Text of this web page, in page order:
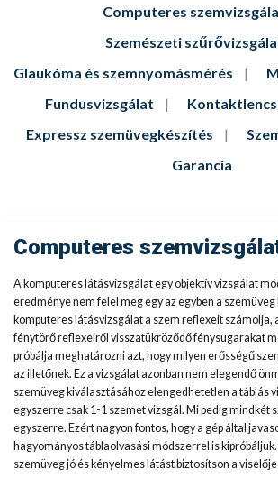
Computeres
Szemészeti
Glaukóma és szemnyomásmérés
Fundusvizsgálat
Expressz szemüvegkészítés
Garancia
Computeres
A komputeres látásvizsgálat egy objektív vizsgálat
eredménye nem felel meg egy az egyben a
komputeres látásvizsgálat a szem reflexeit számolja,
fénytörő reflexeiről visszatükröződő fénysugarakat
próbálja meghatározni azt, hogy milyen erősségű
az illetőnek. Ez a vizsgálat azonban nem elegendő
szemüveg kiválasztásához elengedhetetlen a táblás
egyszerre csak 1-1 szemet vizsgál. Mi pedig mindkét
egyszerre. Ezért nagyon fontos, hogy a gép által
hagyományos táblaolvasási módszerrel is kipróbáljuk.
szemüveg jó és kényelmes látást biztosítson a